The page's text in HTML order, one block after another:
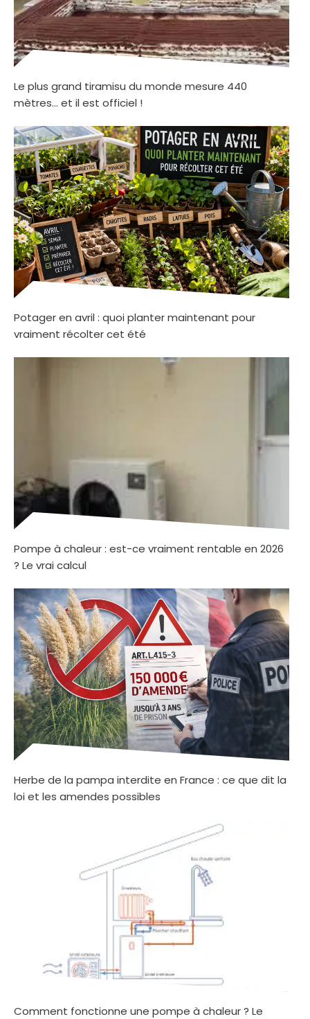
Le plus grand tiramisu du monde mesure 440
mètres… et il est officiel !
Potager en avril : quoi planter maintenant pour
vraiment récolter cet été
Pompe à chaleur : est-ce vraiment rentable en 2026
? Le vrai calcul
Herbe de la pampa interdite en France : ce que dit la
loi et les amendes possibles
Comment fonctionne une pompe à chaleur ? Le